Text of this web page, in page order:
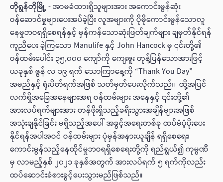
တိုရွန်တိုမြို့- အာမခံထားရှိသူများအား အကောင်းမွန်ဆုံး
ဝန်ဆောင်မှုများပေးအပ်ခဲ့ပြီး လူအများကို ပိုမိုကောင်းမွန်သောလူ
နေမှုဘဝရရှိစေရန်နှင့် မှန်ကန်သောဆုံးဖြတ်ချက်များ ချမှတ်နိုင်ရန်
ကူညီပေး ခဲ့ကြသော Manulife နှင့် John Hancock မှ ၎င်းတို့၏
ဝန်ထမ်းပေါင်း ၃၅,၀၀၀ ကျော်ကို ကျေးဇူး တုန့်ပြန်သောအားဖြင့်
ယခုနှစ် ဇွန် လ ၁၉ ရက် သောကြာနေ့ကို “Thank You Day”
အမည်နှင့် ရုံးပိတ်ရက်အဖြစ် သတ်မှတ်ပေးလိုက်သည်။ ထို့အပြင်
လက်ရှိအခြေအနေများအရ ဝန်ထမ်းများ အနေနှင့် ၎င်းတို့၏
အားလပ်ရက်များအား တန်ဖိုးရှိသည့်ခရီးသွားအချိန်များအဖြစ်
အသုံးချနိုင်ခြင်း မရှိသည့်အပေါ် အခွင့်အရေးတစ်ခု ထပ်မံပံ့ပိုးပေး
နိုင်ရန်အပါအဝင် ဝန်ထမ်းများ ပုံမှန်အနားယူချိန် ရရှိစေရေး၊
ကောင်းမွန်သည့်နေထိုင်မှုဘဝရရှိစေရေးတို့ကို ရည်ရွယ်၍ ကုမ္ပဏီ
မှ လာမည့်နှစ် ၂၀၂၁ ခုနှစ်အတွက် အားလပ်ရက် ၅ ရက်ကိုလည်း
ထပ်ဆောင်းခံစားခွင့်ပေးသွားမည်ဖြစ်သည်။